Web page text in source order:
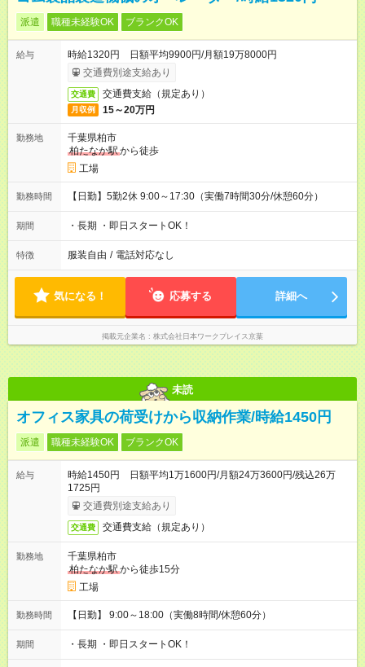
派遣 職種未経験OK ブランクOK
給与
時給1320円 日額平均9900円/月額19万8000円
交通費別途支給あり
交通費 交通費支給（規定あり）
月収例 15～20万円
勤務地
千葉県柏市
柏たなか駅から徒歩
工場
勤務時間 【日勤】5勤2休 9:00～17:30（実働7時間30分/休憩60分）
期間 ・長期 ・即日スタートOK！
特徴 服装自由 / 電話対応なし
気になる！ 応募する 詳細へ
掲載元企業名 株式会社日本ワークプレイス京葉
未読
オフィス家具の荷受けから収納作業/時給1450円
派遣 職種未経験OK ブランクOK
給与
時給1450円 日額平均1万1600円/月額24万3600円/残込26万
1725円
交通費別途支給あり
交通費 交通費支給（規定あり）
勤務地
千葉県柏市
柏たなか駅から徒歩15分
工場
勤務時間 【日勤】 9:00～18:00（実働8時間/休憩60分）
期間 ・長期 ・即日スタートOK！